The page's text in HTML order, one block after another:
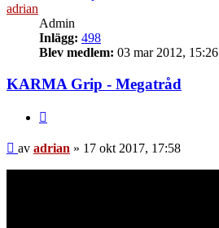
adrian
Admin
Inlägg: 498
Blev medlem: 03 mar 2012, 15:26
KARMA Grip - Megatråd
Inlägg
av adrian » 17 okt 2017, 17:58